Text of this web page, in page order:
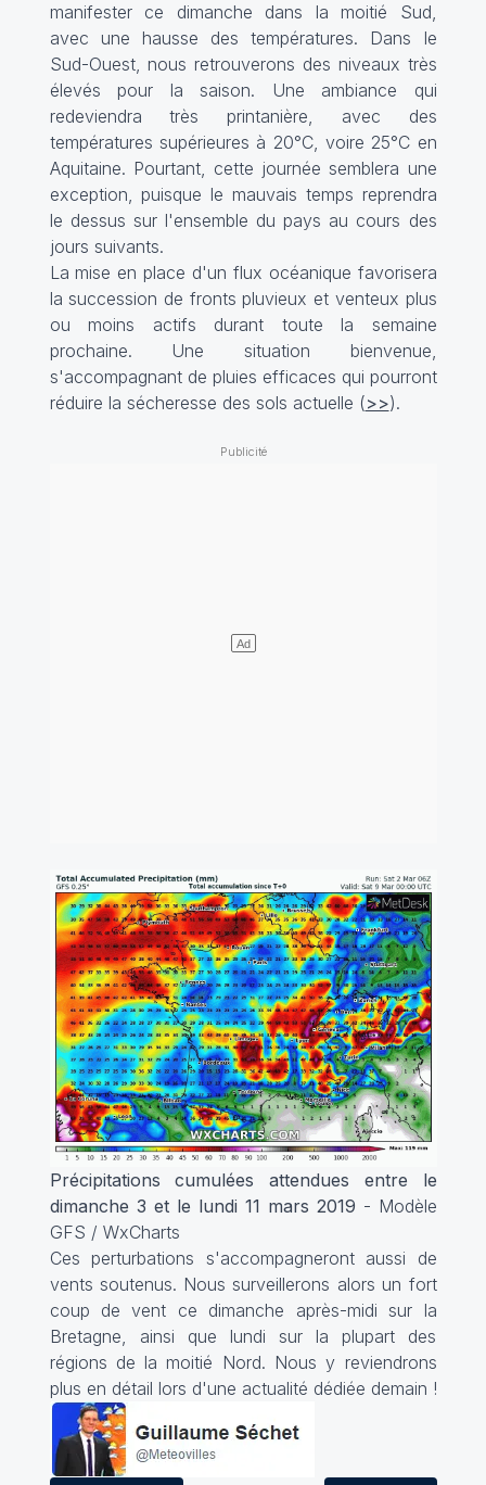
manifester ce dimanche dans la moitié Sud,
avec une hausse des températures. Dans le
Sud-Ouest, nous retrouverons des niveaux très
élevés pour la saison. Une ambiance qui
redeviendra très printanière, avec des
températures supérieures à 20°C, voire 25°C en
Aquitaine. Pourtant, cette journée semblera une
exception, puisque le mauvais temps reprendra
le dessus sur l'ensemble du pays au cours des
jours suivants.
La mise en place d'un flux océanique favorisera
la succession de fronts pluvieux et venteux plus
ou moins actifs durant toute la semaine
prochaine. Une situation bienvenue,
s'accompagnant de pluies efficaces qui pourront
réduire la sécheresse des sols actuelle (>>).
Précipitations cumulées attendues entre le
dimanche 3 et le lundi 11 mars 2019 - Modèle
GFS / WxCharts
Ces perturbations s'accompagneront aussi de
vents soutenus. Nous surveillerons alors un fort
coup de vent ce dimanche après-midi sur la
Bretagne, ainsi que lundi sur la plupart des
régions de la moitié Nord. Nous y reviendrons
plus en détail lors d'une actualité dédiée demain !